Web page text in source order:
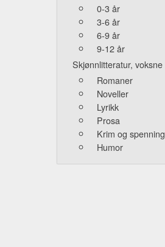
0-3 år
3-6 år
6-9 år
9-12 år
Skjønnlitteratur, voksne
Romaner
Noveller
Lyrikk
Prosa
Krim og spenning
Humor